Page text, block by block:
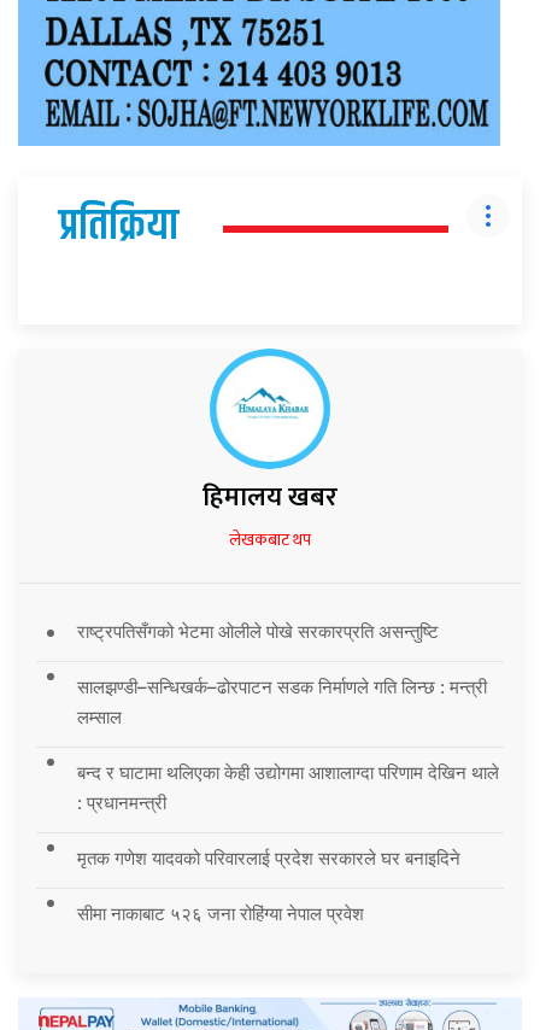
प्रतिक्रिया
हिमालय खबर
लेखकबाट थप
राष्ट्रपतिसँगको भेटमा ओलीले पोखे सरकारप्रति असन्तुष्टि
सालझण्डी–सन्धिखर्क–ढोरपाटन सडक निर्माणले गति लिन्छ : मन्त्री
लम्साल
बन्द र घाटामा थलिएका केही उद्योगमा आशालाग्दा परिणाम देखिन थाले
: प्रधानमन्त्री
मृतक गणेश यादवको परिवारलाई प्रदेश सरकारले घर बनाइदिने
सीमा नाकाबाट ५२६ जना रोहिंग्या नेपाल प्रवेश